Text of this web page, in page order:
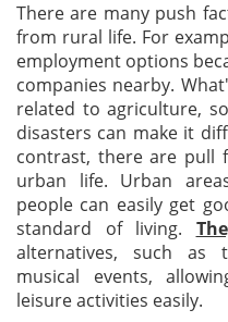
There are many push
from rural life. For
employment options
companies nearby.
related to agriculture,
disasters can make it
contrast, there are pull
urban life. Urban
people can easily get
standard of living.
alternatives, such as
musical events,
leisure activities easily.